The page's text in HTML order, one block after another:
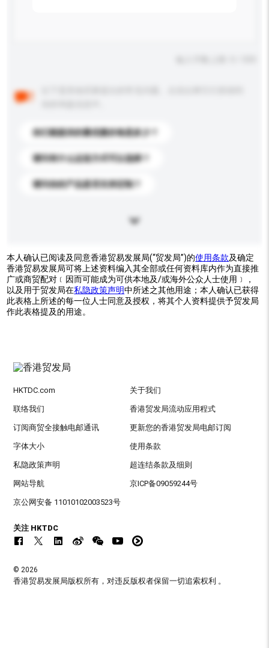
你们能提供的最优惠价格是多少？
请问有什么运送方式可以选择？
请问你的产品是否支持定制？
本人确认已阅读及同意香港贸易发展局(“贸发局”)的使用条款及确定
香港贸易发展局可将上述资料编入其全部或任何资料库内作为直接推
广或商贸配对﹝因而可能成为可供本地及/或海外公众人士使用﹞，
以及用于贸发局在私隐政策声明中所述之其他用途；本人确认已获得
此表格上所述的每一位人士同意及授权，将其个人资料提供予贸发局
作此表格提及的用途。
HKTDC.com 关于我们
联络我们 香港贸发局流动应用程式
订阅商贸全接触电邮通讯 更新您的香港贸发局电邮订阅
字体大小 使用条款
私隐政策声明 超连结条款及细则
网站导航 京ICP备09059244号
京公网安备 11010102003523号
关注 HKTDC
© 2026
香港贸易发展局版权所有，对违反版权者保留一切追索权利 。